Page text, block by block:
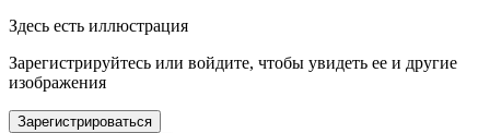
Здесь есть иллюстрация
Зарегистрируйтесь или войдите, чтобы увидеть ее и другие
изображения
Зарегистрироваться